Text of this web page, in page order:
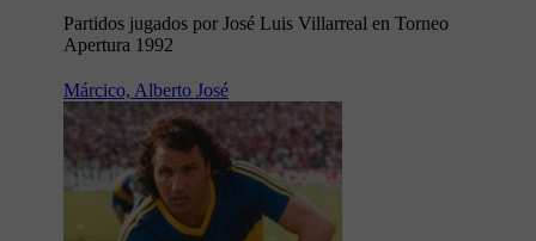
Partidos jugados por José Luis Villarreal en Torneo
Apertura 1992
Márcico, Alberto José